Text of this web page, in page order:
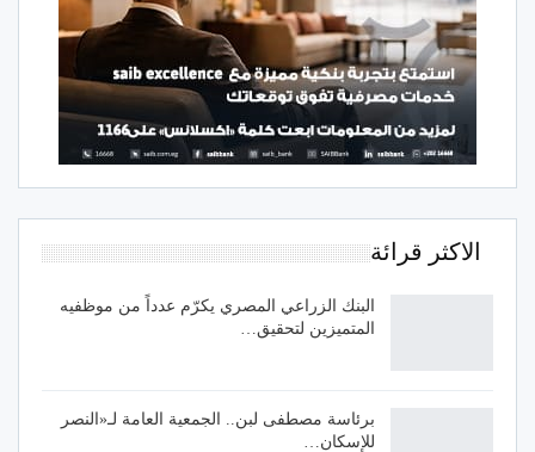
الاكثر قرائة
البنك الزراعي المصري يكرّم عدداً من موظفيه
المتميزين لتحقيق…
برئاسة مصطفى لبن.. الجمعية العامة لـ«النصر
للإسكان…